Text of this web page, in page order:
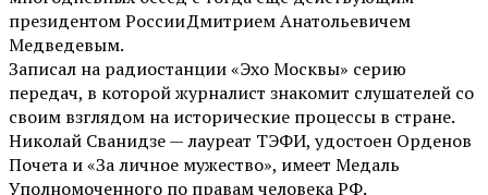
президентом России Дмитрием Анатольевичем
Медведевым.
Записал на радиостанции «Эхо Москвы» серию
передач, в которой журналист знакомит слушателей со
своим взглядом на исторические процессы в стране.
Николай Сванидзе — лауреат ТЭФИ, удостоен Орденов
Почета и «За личное мужество», имеет Медаль
Уполномоченного по правам человека РФ.